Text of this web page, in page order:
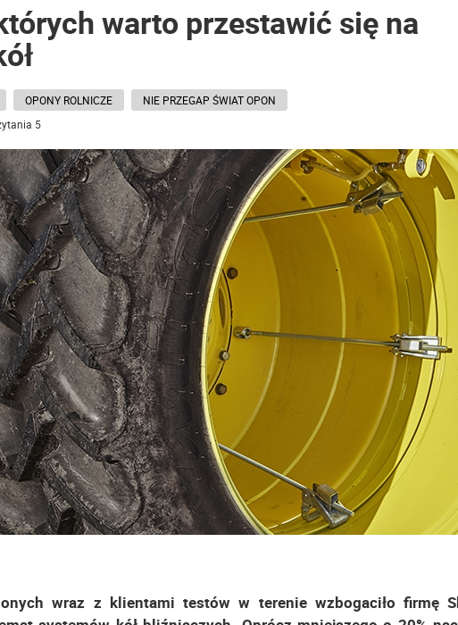
warto przestawić się na
OPONY ROLNICZE
NIE PRZEGAP ŚWIAT OPON
5
wraz z klientami testów w terenie wzbogaciło firmę